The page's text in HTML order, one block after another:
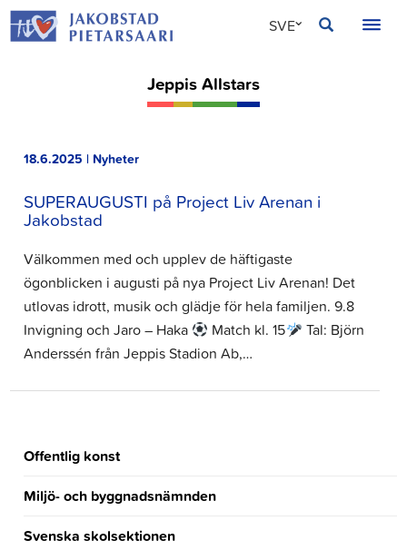
Hoppa
till
SVE
Jeppis Allstars
18.6.2025 | Nyheter
SUPERAUGUSTI på Project Liv Arenan i
Jakobstad
Välkommen med och upplev de häftigaste
ögonblicken i augusti på nya Project Liv Arenan! Det
utlovas idrott, musik och glädje för hela familjen. 9.8
Invigning och Jaro – Haka
Match kl. 15
Tal: Björn
Anderssén från Jeppis Stadion Ab,…
Offentlig konst
Miljö- och byggnadsnämnden
Svenska skolsektionen